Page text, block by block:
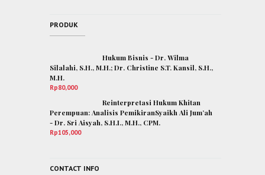
PRODUK
Hukum Bisnis - Dr. Wilma
Silalahi, S.H., M.H.; Dr. Christine S.T. Kansil, S.H.,
M.H.
Rp80,000
Reinterpretasi Hukum Khitan
Perempuan: Analisis PemikiranSyaikh Ali Jum’ah
- Dr. Sri Aisyah, S.H.I., M.H., CPM.
Rp105,000
CONTACT INFO